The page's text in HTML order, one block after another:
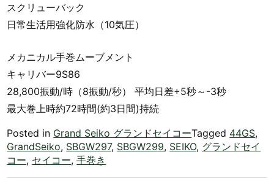
スクリューバック
日常生活用強化防水（10気圧）
メカニカル手巻ムーブメント
キャリバー9S86
28,800振動/時（8振動/秒） 平均日差+5秒～-3秒
最大巻上時約72時間(約3日間)持続
Posted in Grand Seiko グランドセイコーTagged 44GS,
GrandSeiko, SBGW297, SBGW299, SEIKO, グランドセイ
コー, セイコー,手巻き